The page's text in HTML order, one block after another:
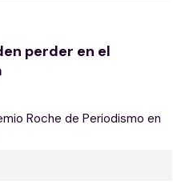
perder en el
Roche de Periodismo en